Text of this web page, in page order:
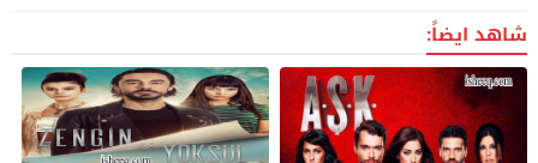
شاهد ايضاً: